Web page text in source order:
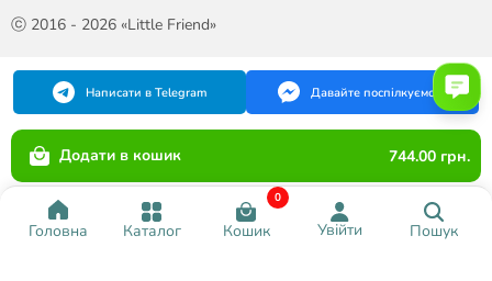
Головна Каталог Кошик
0
Увійти Пошук
Додати в кошик 744.00 грн.
ⓒ 2016 - 2026 «Little Friend»
Написати в Telegram Давайте поспілкуємося